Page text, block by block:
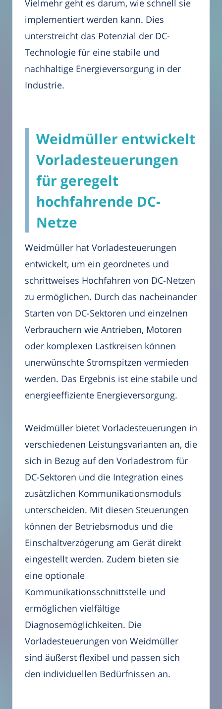
Vielmehr geht es darum, wie schnell sie
implementiert werden kann. Dies
unterstreicht das Potenzial der DC-
Technologie für eine stabile und
nachhaltige Energieversorgung in der
Industrie.
Weidmüller entwickelt
Vorladesteuerungen
für geregelt
hochfahrende DC-
Netze
Weidmüller hat Vorladesteuerungen
entwickelt, um ein geordnetes und
schrittweises Hochfahren von DC-Netzen
zu ermöglichen. Durch das nacheinander
Starten von DC-Sektoren und einzelnen
Verbrauchern wie Antrieben, Motoren
oder komplexen Lastkreisen können
unerwünschte Stromspitzen vermieden
werden. Das Ergebnis ist eine stabile und
energieeffiziente Energieversorgung.
Weidmüller bietet Vorladesteuerungen in
verschiedenen Leistungsvarianten an, die
sich in Bezug auf den Vorladestrom für
DC-Sektoren und die Integration eines
zusätzlichen Kommunikationsmoduls
unterscheiden. Mit diesen Steuerungen
können der Betriebsmodus und die
Einschaltverzögerung am Gerät direkt
eingestellt werden. Zudem bieten sie
eine optionale
Kommunikationsschnittstelle und
ermöglichen vielfältige
Diagnosemöglichkeiten. Die
Vorladesteuerungen von Weidmüller
sind äußerst flexibel und passen sich
den individuellen Bedürfnissen an.